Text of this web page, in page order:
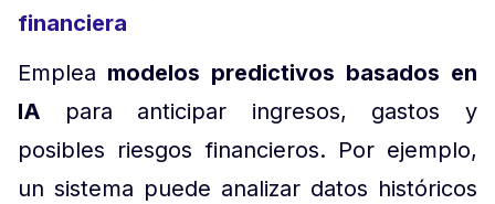
financiera
Emplea modelos predictivos basados en
IA para anticipar ingresos, gastos y
posibles riesgos financieros. Por ejemplo,
un sistema puede analizar datos históricos